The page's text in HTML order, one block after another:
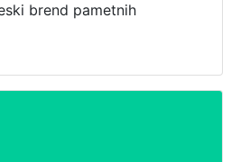
brend pametnih